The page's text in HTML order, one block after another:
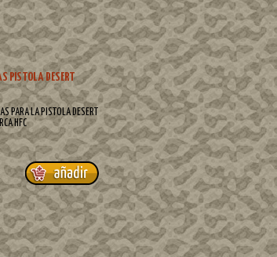
PISTOLA DESERT
PARA LA PISTOLA DESERT
HFC